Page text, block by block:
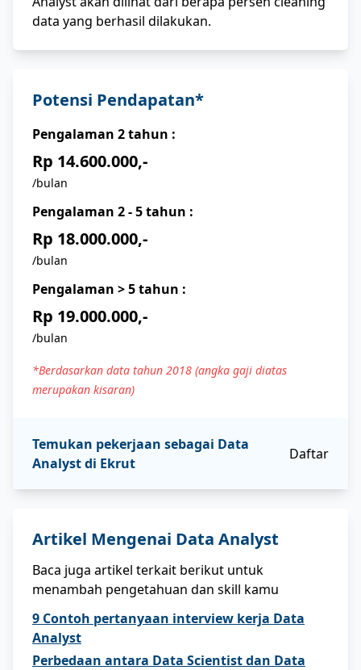
data yang berhasil dilakukan.
Potensi Pendapatan*
Pengalaman 2tahun :
Rp 14.600.000,-
/bulan
Pengalaman 2 - 5tahun :
Rp 18.000.000,-
/bulan
Pengalaman > 5tahun :
Rp 19.000.000,-
/bulan
*Berdasarkan data tahun 2018 (angka gaji diatas
merupakan kisaran)
Temukan pekerjaan sebagai Data
Analystdi Ekrut
Daftar
Artikel Mengenai Data Analyst
Baca juga artikel terkait berikut untuk
menambah pengetahuan dan skill kamu
9 Contoh pertanyaan interview kerja Data
Analyst
Perbedaan antara Data Scientist dan Data